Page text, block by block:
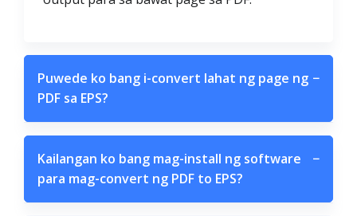
Puwede ko bang i-convert lahat ng page ng
PDF sa EPS?
−
Kailangan ko bang mag-install ng software
para mag-convert ng PDF to EPS?
−